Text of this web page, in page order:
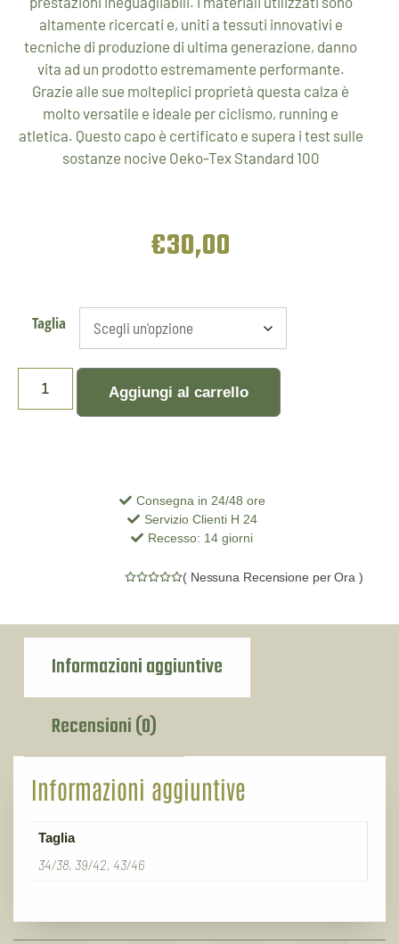
altamente ricercati e, uniti a tessuti innovativi e
tecniche di produzione di ultima generazione, danno
vita ad un prodotto estremamente performante.
Grazie alle sue molteplici proprietà questa calza è
molto versatile e ideale per ciclismo, running e
atletica. Questo capo è certificato e supera i test sulle
sostanze nocive Oeko-Tex Standard 100
€30,00
Taglia
Aggiungi al carrello
Consegna in 24/48 ore
Servizio Clienti H 24
Recesso: 14 giorni
( Nessuna Recensione per Ora)
Informazioni aggiuntive
Recensioni (0)
Informazioni aggiuntive
Taglia
34/38, 39/42, 43/46